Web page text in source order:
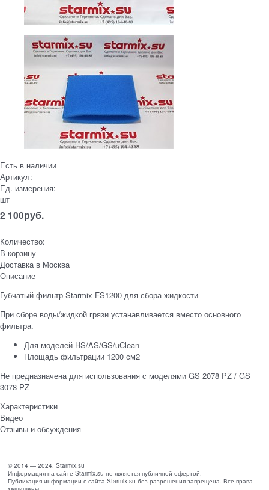
Есть в наличии
Артикул:
Ед. измерения:
шт
2 100руб.
Количество:
В корзину
Доставка в Москва
Описание
Губчатый фильтр Starmix FS1200 для сбора жидкости
При сборе воды/жидкой грязи устанавливается вместо основного
фильтра.
Для моделей HS/AS/GS/uClean
Площадь фильтрации 1200 см2
Не предназначена для использования с моделями GS 2078 PZ / GS
3078 PZ
Характеристики
Видео
Отзывы и обсуждения
© 2014 — 2024. Starmix.su
Информация на сайте Starmix.su не является публичной офертой.
Публикация информации с сайта Starmix.su без разрешения запрещена. Все права